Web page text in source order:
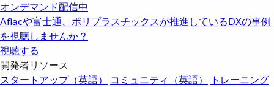
オンデマンド配信中
Aflacや富士通、ポリプラスチックスが推進しているDXの事例
を視聴しませんか？
視聴する
開発者リソース
スタートアップ（英語）
コミュニティ（英語）
トレーニング